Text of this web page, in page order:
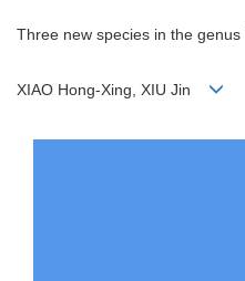
Three new species in the genus
XIAO Hong-Xing, XIU Jin